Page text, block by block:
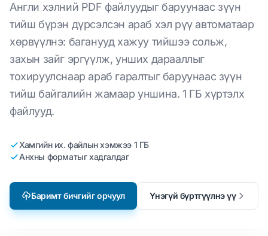
Англи хэлний PDF файлуудыг баруунаас зүүн
тийш бүрэн дүрсэлсэн араб хэл рүү автоматаар
хөрвүүлнэ: баганууд хажуу тийшээ сольж,
захын зайг эргүүлж, унших дарааллыг
тохируулснаар араб гаралтыг баруунаас зүүн
тийш байгалийн жамаар уншина. 1 ГБ хүртэлх
файлууд.
Хамгийн их. файлын хэмжээ 1 ГБ
Анхны форматыг хадгалдаг
Баримт бичгийг орчуул Үнэгүй бүртгүүлнэ үү